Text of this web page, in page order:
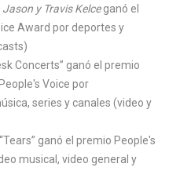
y Travis Kelceganó el
Award por deportes y
Concerts” ganó el premio
Voice por
series y canales (video y
ganó el premio People's
musical, video general y